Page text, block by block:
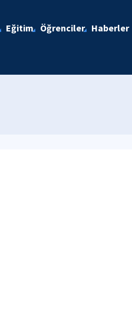
Eğitim Öğrenciler Haberler